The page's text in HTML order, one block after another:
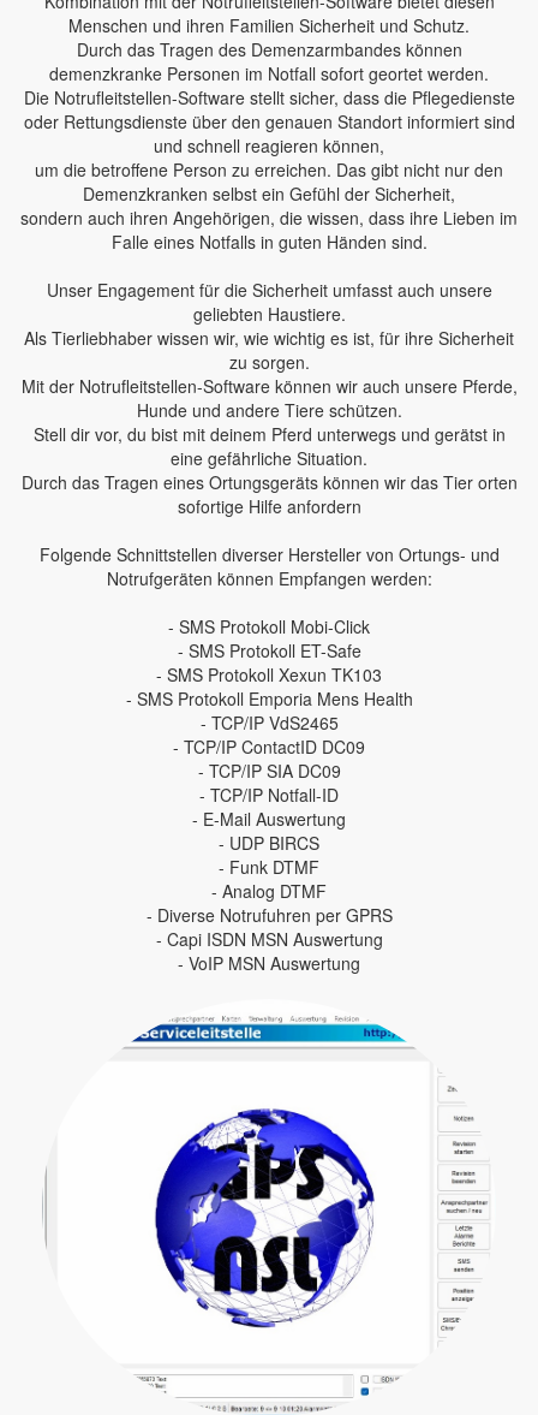
Menschen und ihren Familien Sicherheit und Schutz.
Durch das Tragen des Demenzarmbandes können
demenzkranke Personen im Notfall sofort geortet werden.
Die Notrufleitstellen-Software stellt sicher, dass die Pflegedienste
oder Rettungsdienste über den genauen Standort informiert sind
und schnell reagieren können,
um die betroffene Person zu erreichen. Das gibt nicht nur den
Demenzkranken selbst ein Gefühl der Sicherheit,
sondern auch ihren Angehörigen, die wissen, dass ihre Lieben im
Falle eines Notfalls in guten Händen sind.
Unser Engagement für die Sicherheit umfasst auch unsere
geliebten Haustiere.
Als Tierliebhaber wissen wir, wie wichtig es ist, für ihre Sicherheit
zu sorgen.
Mit der Notrufleitstellen-Software können wir auch unsere Pferde,
Hunde und andere Tiere schützen.
Stell dir vor, du bist mit deinem Pferd unterwegs und gerätst in
eine gefährliche Situation.
Durch das Tragen eines Ortungsgeräts können wir das Tier orten
sofortige Hilfe anfordern
Folgende Schnittstellen diverser Hersteller von Ortungs- und
Notrufgeräten können Empfangen werden:
- SMS Protokoll Mobi-Click
- SMS Protokoll ET-Safe
- SMS Protokoll Xexun TK103
- SMS Protokoll Emporia Mens Health
- TCP/IP VdS2465
- TCP/IP ContactID DC09
- TCP/IP SIA DC09
- TCP/IP Notfall-ID
- E-Mail Auswertung
- UDP BIRCS
- Funk DTMF
- Analog DTMF
- Diverse Notrufuhren per GPRS
- Capi ISDN MSN Auswertung
- VoIP MSN Auswertung